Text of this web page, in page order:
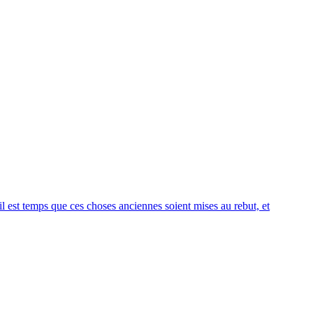
temps que ces choses anciennes soient mises au rebut, et